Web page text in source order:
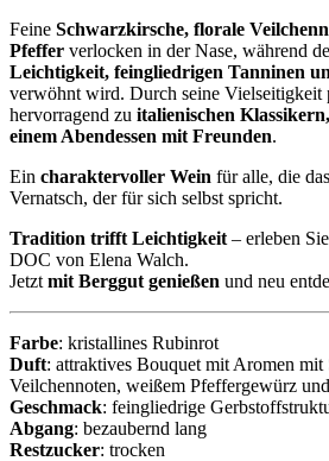
Feine Schwarzkirsche, florale
Pfeffer verlocken in der Nase, während
Leichtigkeit, feingliedrigen Tanninen
verwöhnt wird. Durch seine Vielseitigkeit
hervorragend zu italienischen
einem Abendessen mit Freunden.
Ein charaktervoller Wein für alle, die
Vernatsch, der für sich selbst spricht.
Tradition trifft Leichtigkeit – erleben
DOC von Elena Walch.
Jetzt mit Berggut genießen und neu
Farbe: kristallines Rubinrot
Duft: attraktives Bouquet mit Aromen mit
Veilchennoten, weißem Pfeffergewürz
Geschmack: feingliedrige
Abgang: bezaubernd lang
Restzucker: trocken